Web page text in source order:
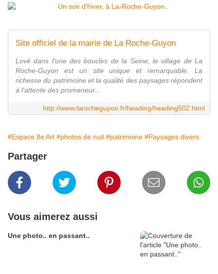
Site officiel de la mairie de La Roche-Guyon
Lové dans l'une des boucles de la Seine, le village de La
Roche-Guyon est un site unique et remarquable. La
richesse du patrimoine et la qualité des paysages répondent
à l'attente des promeneur...
http://www.larocheguyon.fr/heading/heading502.html
#Espace 8e Art #photos de nuit #patrimoine #Paysages divers
Partager
Vous aimerez aussi
Une photo.. en passant..